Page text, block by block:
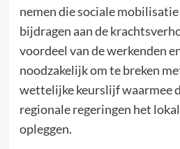
nemen die sociale
bijdragen aan de
voordeel van de werkenden
noodzakelijk om te breken
wettelijke keurslijf waarmee
regionale regeringen het
opleggen.